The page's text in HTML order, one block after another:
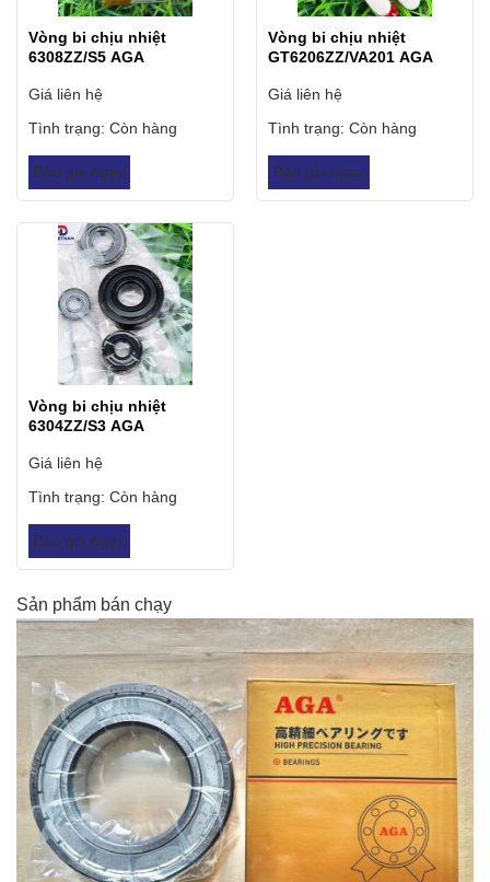
Vòng bi chịu nhiệt
6308ZZ/S5 AGA
Giá liên hệ
Tình trạng: Còn hàng
Báo giá ngay
Vòng bi chịu nhiệt
GT6206ZZ/VA201 AGA
Giá liên hệ
Tình trạng: Còn hàng
Báo giá ngay
Vòng bi chịu nhiệt
6304ZZ/S3 AGA
Giá liên hệ
Tình trạng: Còn hàng
Báo giá ngay
Sản phẩm bán chạy